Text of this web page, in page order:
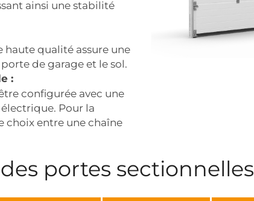
ainsi une stabilité
haute qualité assure une
de garage et le sol.
:
configurée avec une
Pour la
choix entre une chaîne
portes sectionnelles